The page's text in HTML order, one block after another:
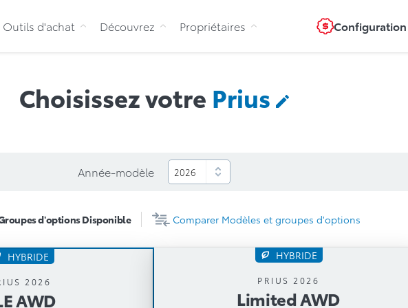
Outils d'achat Découvrez Propriétaires Configuration
Choisissez votre Prius
Année-modèle
d'optionsDisponible Comparer Modèles et groupes d'options
HYBRIDE
2026
AWD
AWD
automatique
HYBRIDE
PRIUS 2026
Limited AWD
Limited AWD
Boîte automatique